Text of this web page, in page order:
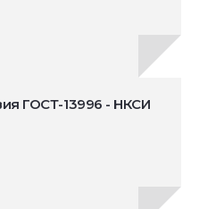
ГОСТ-13996 - НКСИ